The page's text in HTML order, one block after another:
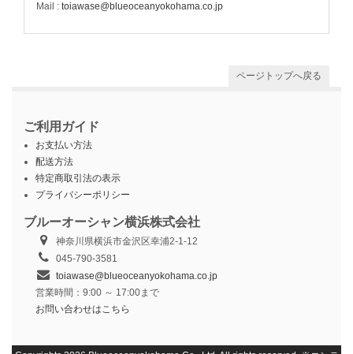
Mail : toiawase@blueoceanyokohama.co.jp
ページトップへ戻る
ご利用ガイド
お支払い方法
配送方法
特定商取引法の表示
プライバシーポリシー
ブルーオーシャン横浜株式会社
神奈川県横浜市金沢区幸浦2-1-12
045-790-3581
toiawase@blueoceanyokohama.co.jp
営業時間：9:00 ～ 17:00まで
お問い合わせはこちら